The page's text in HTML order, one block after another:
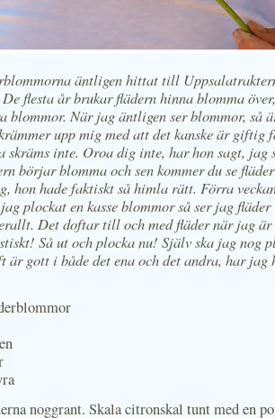
äntligen hittat till
flesta år brukar flädern hinna blomma
blommor. När jag äntligen ser blommor, så
upp mig med att det kanske är giftig
skräms inte. Oroa dig inte, har hon sagt, jag
börjar blomma och sen kommer du se
hon hade faktiskt så himla rätt. Förra
plockat en kasse blommor så ser jag fläder
Det doftar till och med fläder när jag är
Så ut och plocka nu! Själv ska jag nog
är gott i både det ena och det andra, har jag
noggrant. Skala citronskal tunt med en